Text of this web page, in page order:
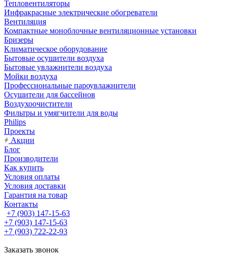
Тепловентиляторы
Инфракрасные электрические обогреватели
Вентиляция
Компактные моноблочные вентиляционные установки
Бризеры
Климатическое оборудование
Бытовые осушители воздуха
Бытовые увлажнители воздуха
Мойки воздуха
Профессиональные пароувлажнители
Осушители для бассейнов
Воздухоочистители
Фильтры и умягчители для воды
Philips
Проекты
Акции
Блог
Производители
Как купить
Условия оплаты
Условия доставки
Гарантия на товар
Контакты
+7 (903) 147-15-63
+7 (903) 147-15-63
+7 (903) 722-22-93
Заказать звонок